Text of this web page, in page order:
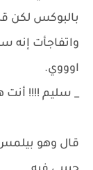
بالبوكس لكن
واتفاجأت إنه
اوووي.
_ سليم !!!! أنت
قال وهو بيلمس